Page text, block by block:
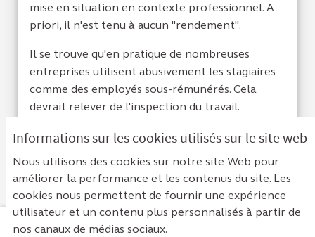
Informations sur les cookies utilisés sur le site web
Nous utilisons des cookies sur notre site Web pour
améliorer la performance et les contenus du site. Les
cookies nous permettent de fournir une expérience
utilisateur et un contenu plus personnalisés à partir de
nos canaux de médias sociaux.
mise en situation en contexte professionnel. A
priori, il n'est tenu à aucun "rendement".
Il se trouve qu'en pratique de nombreuses
entreprises utilisent abusivement les stagiaires
comme des employés sous-rémunérés. Cela
devrait relever de l'inspection du travail.
Mentions légales